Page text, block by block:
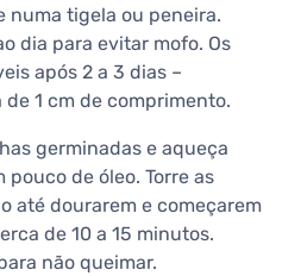
numa tigela ou peneira.
dia para evitar mofo. Os
após 2 a 3 dias –
1 cm de comprimento.
germinadas e aqueça
de óleo. Torre as
até dourarem e começarem
de 10 a 15 minutos.
não queimar.